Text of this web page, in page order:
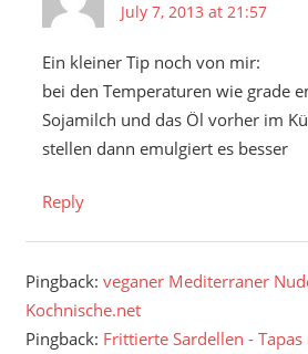
July 7, 2013 at 21:57
Ein kleiner Tip noch von mir:
bei den Temperaturen wie grade
Sojamilch und das Öl vorher im
stellen dann emulgiert es besser
Reply
Pingback: veganer Mediterraner
Kochnische.net
Pingback: Frittierte Sardellen -